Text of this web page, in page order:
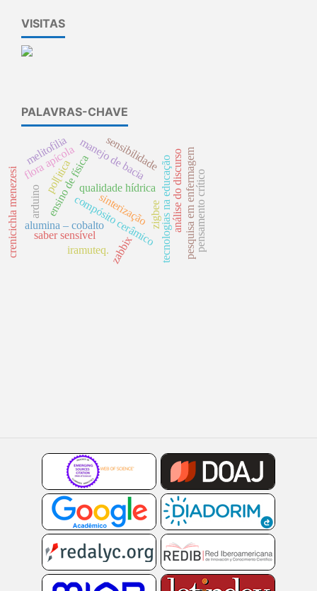
VISITAS
PALAVRAS-CHAVE
ensino de físicaqualidade hídrica
manejo de bacia tecnologias na educação
compósito cerâmico
alumina – cobaltosinterização zigbee
zabbix
pol[itica
crenicichla menezesi saber sensível
sensibilidade análise do discursopesquisa em enfermagem
iramuteq.
flora apícola
melitofilia
arduino pensamento crítico